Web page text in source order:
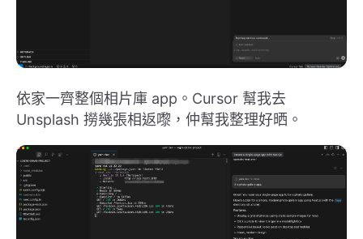
依家一齊整個相片庫 app。Cursor 幫我去
Unsplash 撈幾張相返嚟，仲幫我整理好晒。